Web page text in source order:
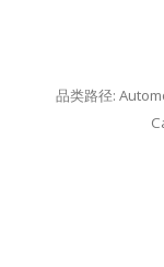
品类路径: